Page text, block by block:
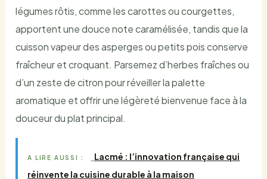
légumes rôtis, comme les carottes ou courgettes,
apportent une douce note caramélisée, tandis que la
cuisson vapeur des asperges ou petits pois conserve
fraîcheur et croquant. Parsemez d’herbes fraîches ou
d’un zeste de citron pour réveiller la palette
aromatique et offrir une légèreté bienvenue face à la
douceur du plat principal.
A LIRE AUSSI :
Lacmé : l’innovation française qui
réinvente la cuisine durable à la maison